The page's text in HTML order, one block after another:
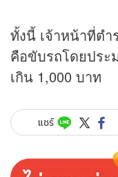
ทั้งนี้ เจ้าหน้าที่ต
คือขับรถโดยประ
เกิน 1,000 บาท
แชร์